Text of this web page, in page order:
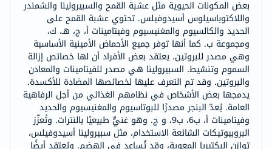
بعض المكونات الحيوية مثل عشبة القمح والسبيرولينا والشمندر
واللاكتوباسيلوس أسيدوفيلس. تحتوي عشبة القمح على
الحديد والكالسيوم والمغنيسيوم وفيتامينات أ، ج، هـ، ك،
ومجموعة ب. كما أنها توفر جميع الأحماض الأمينية الأساسية
وهي مصدر للبروتين. يعتقد بعض الأفراد أن لها خصائص إزالة
السموم وتنشيط. السبيرولينا هي مصدر للفيتامينات والمعادن
والبروتين. وقد تم التعرف عليها لخصائصها المضادة للأكسدة.
يدمجها بعض الأشخاص في نظامهم الغذائي من أجل الرفاهية
العامة. يُعدّ البنجر مصدرًا للبوتاسيوم والمغنيسيوم والحديد
وفيتامينات أ، ب6، ب9، و ج. وهو غنيٌّ طبيعيًا بالنترات. وتُعزّز
البروبيوتيكات الشائعة الاستخدام، مثل سبيرولينا أسيدوفيلس،
توازن البكتيريا المعوية، وقد تُساعد في الهضم. ويُعتقد أيضًا